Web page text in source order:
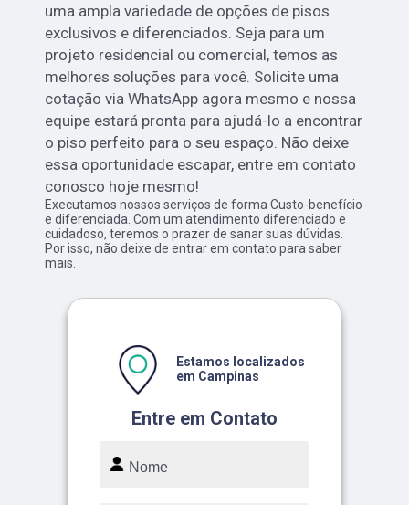
uma ampla variedade de opções de pisos
exclusivos e diferenciados. Seja para um
projeto residencial ou comercial, temos as
melhores soluções para você. Solicite uma
cotação via WhatsApp agora mesmo e nossa
equipe estará pronta para ajudá-lo a encontrar
o piso perfeito para o seu espaço. Não deixe
essa oportunidade escapar, entre em contato
conosco hoje mesmo!
Executamos nossos serviços de forma Custo-benefício
e diferenciada. Com um atendimento diferenciado e
cuidadoso, teremos o prazer de sanar suas dúvidas.
Por isso, não deixe de entrar em contato para saber
mais.
Entre em Contato
Estamos localizados
em Campinas